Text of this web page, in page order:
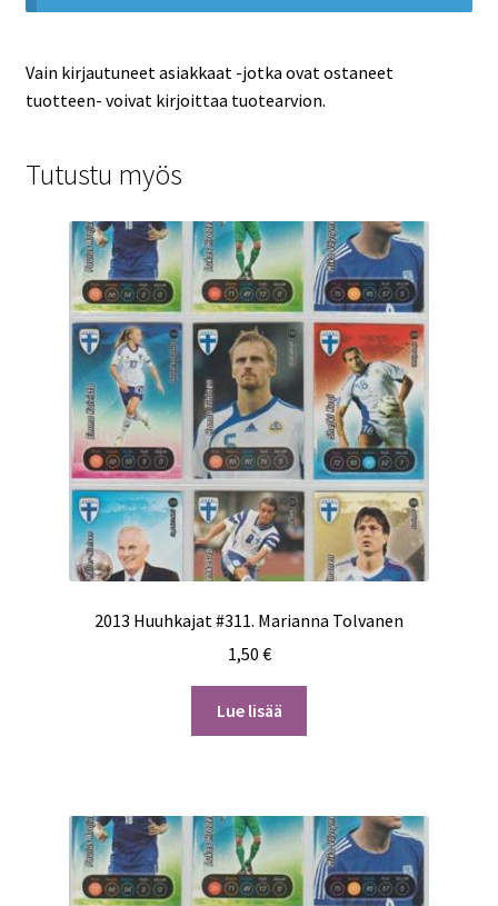
Vain kirjautuneet asiakkaat -jotka ovat ostaneet
tuotteen- voivat kirjoittaa tuotearvion.
Tutustu myös
2013 Huuhkajat #311. Marianna Tolvanen
1,50 €
Lue lisää